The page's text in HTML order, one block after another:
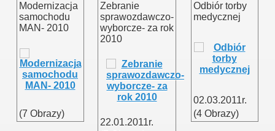
Modernizacja
samochodu
MAN- 2010
(7 Obrazy)
Zebranie
sprawozdawczo-
wyborcze- za rok
2010
22.01.2011r.
Odbiór torby
medycznej
02.03.2011r.
(4 Obrazy)